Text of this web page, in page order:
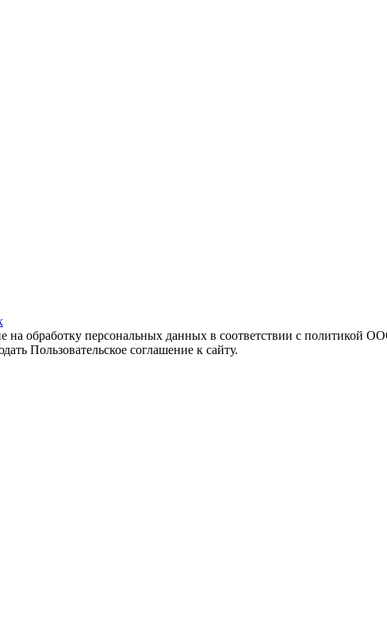
на обработку персональных данных в соответствии с политикой
Пользовательское соглашение к сайту.